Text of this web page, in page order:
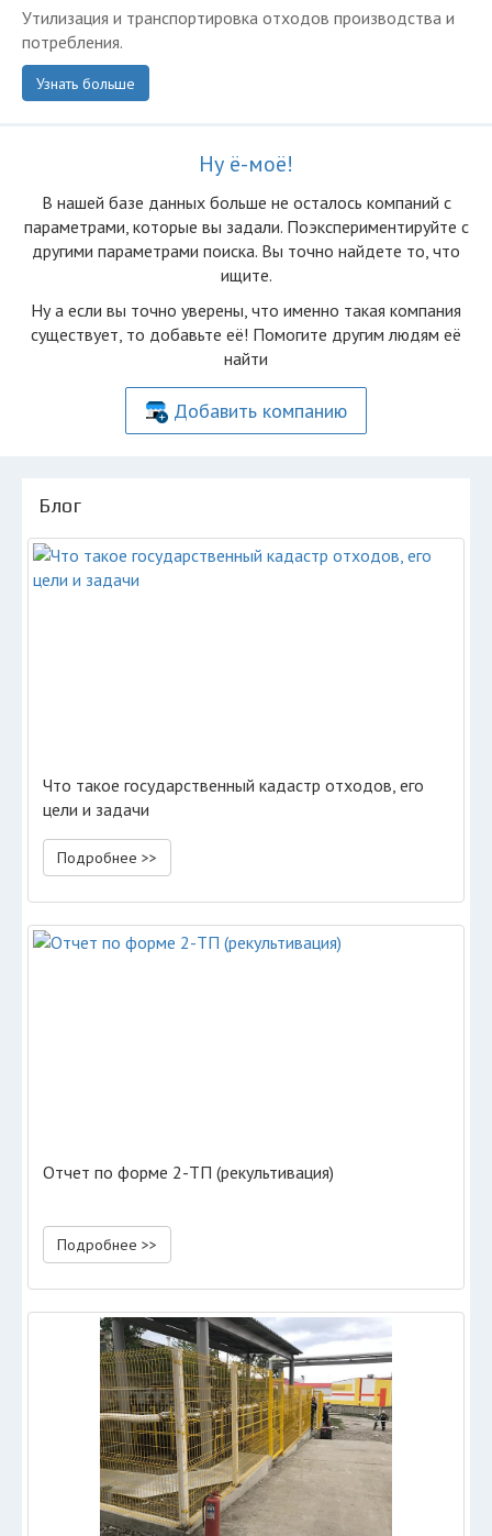
Утилизация и транспортировка отходов производства и
потребления.
Узнать больше
Ну ё-моё!
В нашей базе данных больше не осталоcь компаний с
параметрами, которые вы задали. Поэкспериментируйте с
другими параметрами поиска. Вы точно найдете то, что
ищите.
Ну а если вы точно уверены, что именно такая компания
существует, то добавьте её! Помогите другим людям её
найти
Добавить компанию
Блог
Что такое государственный кадастр отходов, его
цели и задачи
Подробнее >>
Отчет по форме 2-ТП (рекультивация)
Подробнее >>